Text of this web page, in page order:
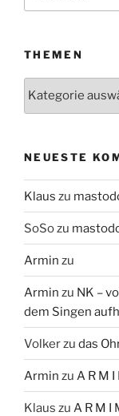
THEMEN
Themen
NEUESTE
Klaus zu
SoSozu
Armin zu
Armin zu NK –
dem Singen
Volkerzu das
Armin zu A R M I
Klaus zu A R M I